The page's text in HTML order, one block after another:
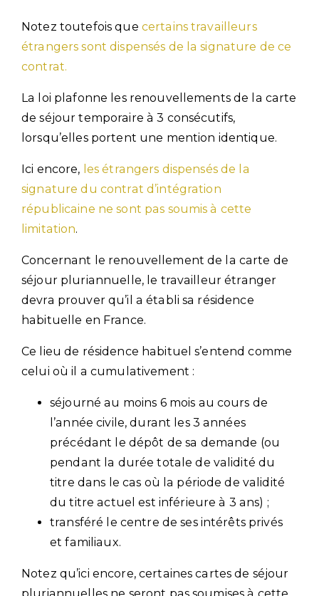
Notez toutefois que certains travailleurs
étrangers sont dispensés de la signature de ce
contrat.
La loi plafonne les renouvellements de la carte
de séjour temporaire à 3 consécutifs,
lorsqu’elles portent une mention identique.
Ici encore, les étrangers dispensés de la
signature du contrat d’intégration
républicaine ne sont pas soumis à cette
limitation.
Concernant le renouvellement de la carte de
séjour pluriannuelle, le travailleur étranger
devra prouver qu’il a établi sa résidence
habituelle en France.
Ce lieu de résidence habituel s’entend comme
celui où il a cumulativement :
séjourné au moins 6 mois au cours de
l’année civile, durant les 3 années
précédant le dépôt de sa demande (ou
pendant la durée totale de validité du
titre dans le cas où la période de validité
du titre actuel est inférieure à 3 ans) ;
transféré le centre de ses intérêts privés
et familiaux.
Notez qu’ici encore, certaines cartes de séjour